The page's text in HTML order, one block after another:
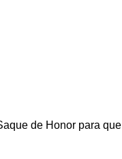
de Honor para que